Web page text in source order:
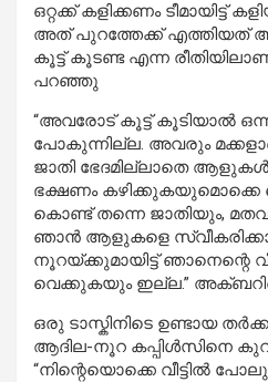
ഒറ്റക്ക് കളിക്കണം ടീമായിട്ട്
അത് പുറത്തേക്ക് എത്തിയത്
കൂട്ട് കൂടണ്ട എന്ന
പറഞ്ഞു
“അവരോട് കൂട്ട് കൂടിയാൽ
പോകുന്നില്ല. അവരും
ജാതി ഭേദമില്ലാതെ ആളുകൾ
ഭക്ഷണം
കൊണ്ട് തന്നെ ജാതിയും,
ഞാൻ ആളുകളെ
നൂറയ്ക്കുമായിട്ട് ഞാനെന്റെ
വെക്കുകയും ഇല്ല.”
ഒരു ടാസ്കിനിടെ ഉണ്ടായ
ആദില-നൂറ കപ്പിൾസിനെ
“നിന്റെയൊക്കെ വീട്ടിൽ